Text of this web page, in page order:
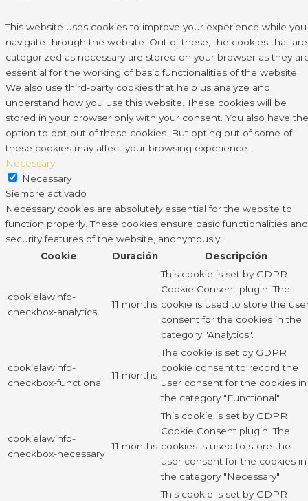
This website uses cookies to improve your experience while you
navigate through the website. Out of these, the cookies that are
categorized as necessary are stored on your browser as they
essential for the working of basic functionalities of the website.
We also use third-party cookies that help us analyze and
understand how you use this website. These cookies will be
stored in your browser only with your consent. You also have the
option to opt-out of these cookies. But opting out of some of
these cookies may affect your browsing experience.
Necessary
Necessary
Siempre activado
Necessary cookies are absolutely essential for the website to
function properly. These cookies ensure basic functionalities and
security features of the website, anonymously.
Cookie
Duración Descripción
cookielawinfo-
checkbox-analytics
11 months
This cookie is set by GDPR
Cookie Consent plugin. The
cookie is used to store the
consent for the cookies in the
category "Analytics".
cookielawinfo-
checkbox-functional
11 months
The cookie is set by GDPR
cookie consent to record the
user consent for the cookies in
the category "Functional".
cookielawinfo-
checkbox-necessary
11 months
This cookie is set by GDPR
Cookie Consent plugin. The
cookies is used to store the
user consent for the cookies in
the category "Necessary".
This cookie is set by GDPR